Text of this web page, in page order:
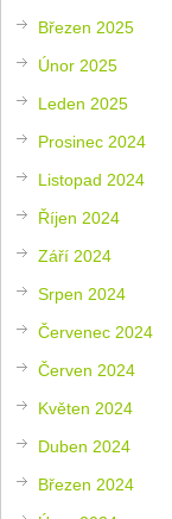
Březen 2025
Únor 2025
Leden 2025
Prosinec 2024
Listopad 2024
Říjen 2024
Září 2024
Srpen 2024
Červenec 2024
Červen 2024
Květen 2024
Duben 2024
Březen 2024